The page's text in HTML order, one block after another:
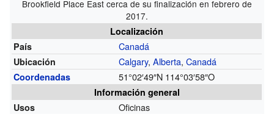
Brookfield Place East cerca de su finalización en febrero de
2017.
Localización
País
Canadá
Ubicación Calgary,Alberta,Canadá
Coordenadas 51°02′49″N 114°03′58″O
Información general
Usos
Oficinas